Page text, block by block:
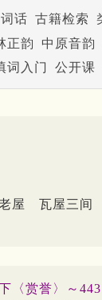
词话 古籍检索
正韵 中原音韵
词入门 公开课
屋 瓦屋三间
〈赏誉〉～443